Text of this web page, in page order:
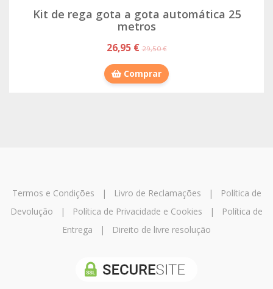
Kit de rega gota a gota automática 25
metros
26,95 €29,50 €
Comprar
Termos e Condições | Livro de Reclamações |
Política de
Devolução | Política de Privacidade e Cookies |
Política de
Entrega | Direito de livre resolução